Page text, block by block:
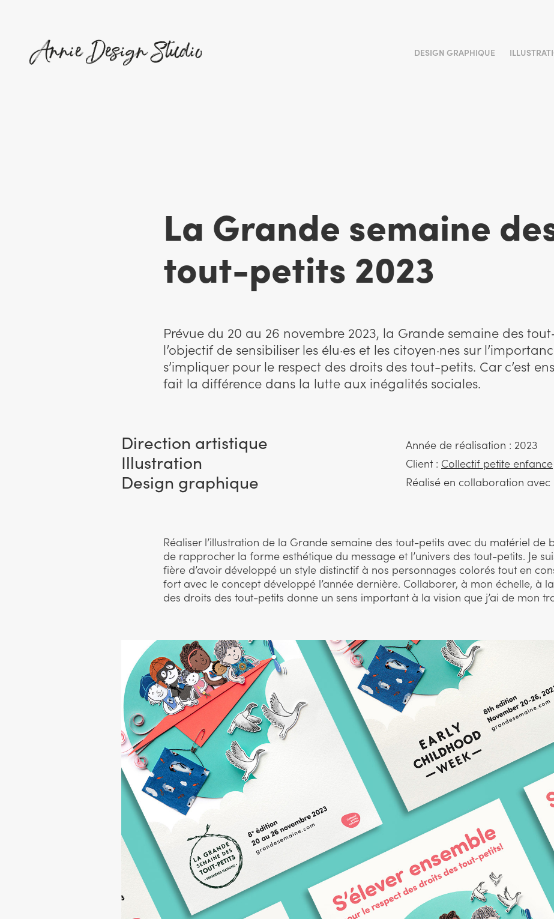
DESIGN GRAPHIQUE
La Grande semaine
tout-petits 2023
Prévue du 20 au 26 novembre 2023, la Grande semaine des
l’objectif de sensibiliser les élu·es et les citoyen·nes sur
s’impliquer pour le respect des droits des tout-petits. Car c’est
fait la différence dans la lutte aux inégalités sociales.
Direction artistique
Illustration
Design graphique
Année de réalisation : 2023
Client : Collectif petite enfance
Réalisé en collaboration avec
Réaliser l’illustration de la Grande semaine des tout-petits avec du matériel de
de rapprocher la forme esthétique du message et l’univers des tout-petits. Je
fière d’avoir développé un style distinctif à nos personnages colorés tout en
fort avec le concept développé l’année dernière. Collaborer, à mon échelle, à
des droits des tout-petits donne un sens important à la vision que j’ai de mon